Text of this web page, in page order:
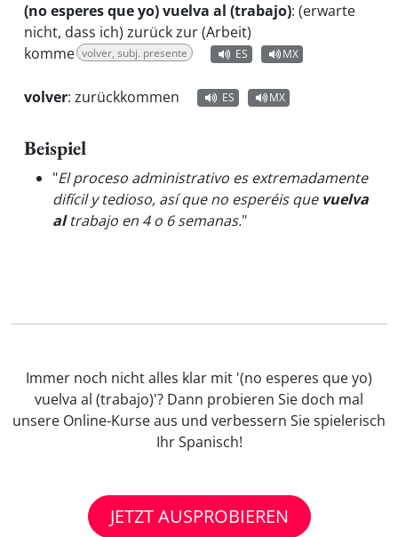
(no esperes que yo) vuelva al (trabajo): (erwarte
nicht, dass ich) zurück zur (Arbeit)
komme volver, subj. presente ES MX
volver: zurückkommen ES MX
Beispiel
"El proceso administrativo es extremadamente
difícil y tedioso, así que no esperéis que vuelva
altrabajo en 4 o 6 semanas."
Immer noch nicht alles klar mit '(no esperes que yo)
vuelva al (trabajo)'? Dann probieren Sie doch mal
unsere Online-Kurse aus und verbessern Sie spielerisch
Ihr Spanisch!
JETZT AUSPROBIEREN